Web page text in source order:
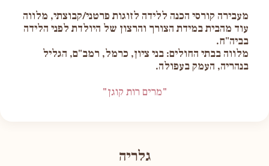
מעבירה קורסי הכנה ללידה לזוגות פרטני/קבוצתי, מלווה
עוד מהבית במידת הצורך והרצון של היולדת לפני הלידה
בביה"ח.
מלווה בבתי החולים: בני ציון, כרמל, רמב"ם, הגליל
בנהריה, העמק בעפולה.
"מרים רות קוגן"
גלריה